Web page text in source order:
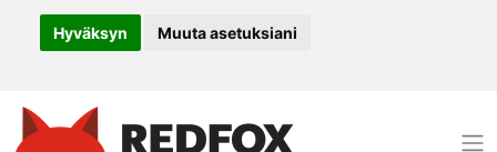
Hyväksyn Muuta asetuksiani